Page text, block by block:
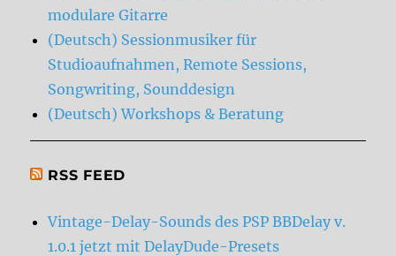
modulare Gitarre
(Deutsch) Sessionmusiker für
Studioaufnahmen, Remote Sessions,
Songwriting, Sounddesign
(Deutsch) Workshops & Beratung
RSS FEED
Vintage-Delay-Sounds des PSP BBDelay v.
1.0.1 jetzt mit DelayDude-Presets